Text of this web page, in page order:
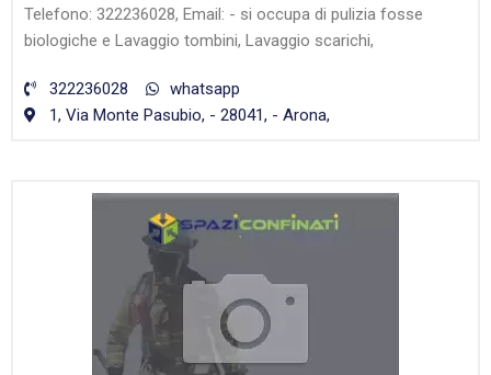
Telefono: 322236028, Email: - si occupa di pulizia fosse
biologiche e Lavaggio tombini, Lavaggio scarichi,
322236028
whatsapp
1, Via Monte Pasubio, - 28041, - Arona,